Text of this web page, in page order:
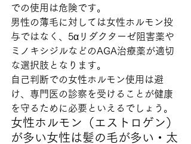
での使用は危険です。
男性の薄毛に対しては女性ホルモン投
与ではなく、5αリダクターゼ阻害薬や
ミノキシジルなどのAGA治療薬が適切
な選択肢となります。
自己判断での女性ホルモン使用は避
け、専門医の診察を受けることが健康
を守るために必要といえるでしょう。
女性ホルモン（エストロゲン）
が多い女性は髪の毛が多い・太